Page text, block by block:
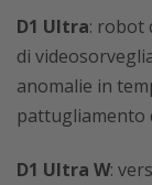
D1 Ultra: robot
di
anomalie in
pattugliamento
D1 Ultra W: